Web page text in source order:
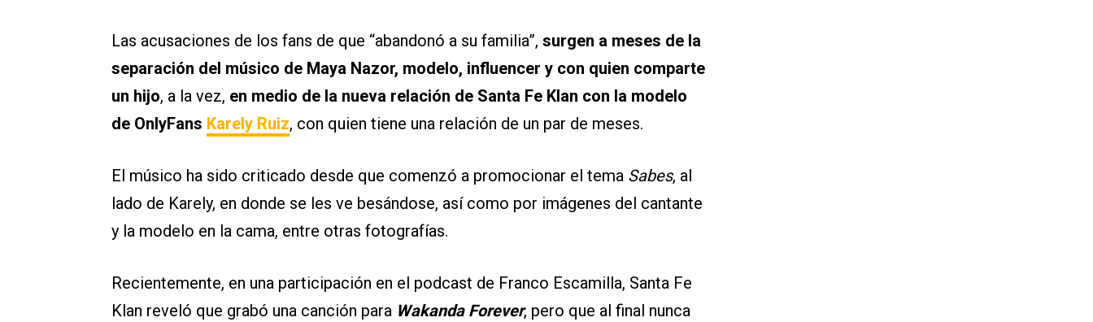
Las acusaciones de los fans de que “abandonó a su familia”, surgen a meses de la
separación del músico de Maya Nazor, modelo, influencer y con quien comparte
un hijo, a la vez, en medio de la nueva relación de Santa Fe Klan con la modelo
de OnlyFans Karely Ruiz, con quien tiene una relación de un par de meses.
El músico ha sido criticado desde que comenzó a promocionar el tema Sabes, al
lado de Karely, en donde se les ve besándose, así como por imágenes del cantante
y la modelo en la cama, entre otras fotografías.
Recientemente, en una participación en el podcast de Franco Escamilla, Santa Fe
Klan reveló que grabó una canción para Wakanda Forever, pero que al final nunca